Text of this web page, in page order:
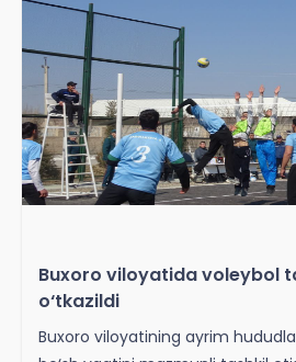
boshlig‘i, podpolkovnik Sh.A.
Buxoro viloyatida voleybol
o‘tkazildi
Buxoro viloyatining ayrim